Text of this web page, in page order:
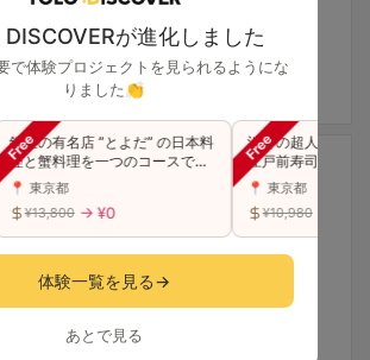
DISCOVERが進化しました
で体験プロジェクトを見られるようにな
りました👏
銀座の有名店 ”とよだ” の日本料
と蟹料理を一つのコースで贅
に味わう（同伴可）
東京都
¥13,800 → ¥0
渋谷の超人気店が
江戸前寿司 "特上"お
スをご堪能(同伴可)
📍 東京都
¥10,980 → ¥0
体験一覧を見る→
あとで見る